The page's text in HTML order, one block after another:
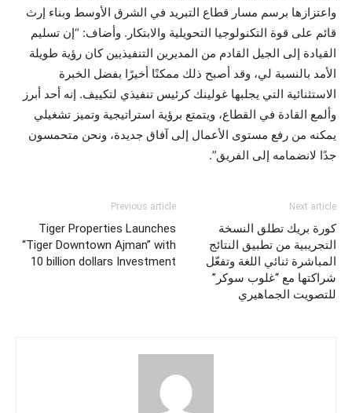
واعتزازها برسم مسار قطاع التبريد في الشرق الأوسط وبناء إرث
قائم على قوة التكنولوجيا التحويلية والابتكار. وأضاف: “إن تسليم
القيادة إلى الجيل القادم من المديرين التنفيذيين كان رؤية طويلة
الأمد بالنسبة لي، وقد أصبح ذلك ممكنًا أخيرًا بفضل الخبرة
الاستثنائية التي يجلبها غولينك كرئيس تنفيذي لتكييف. إنه أحد أبرز
وألمع القادة في القطاع، ويتمتع برؤية استراتيجية وتميز تشغيلي
يمكنه من رفع مستوى الأعمال إلى آفاق جديدة، ونحن متحمسون
جدًا لانضمامه إلى الفريق”.
Previous article
Tiger Properties Launches
“Tiger Downtown Ajman” with
10 billion dollars Investment
Next article
كورة بريك تطلق النسخة
التجريبية من تطبيق النتائج
المباشرة ثنائي اللغة وتفعّل
شراكتها مع “غلوب سوكر”
للتصويت الجماهيري